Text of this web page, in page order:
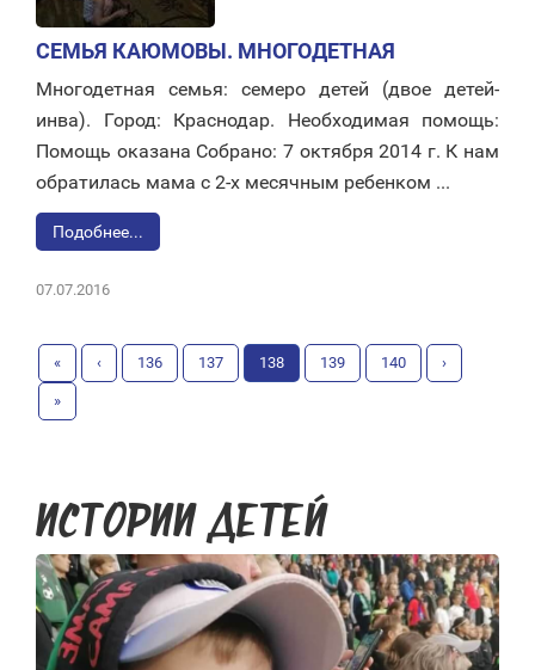
СЕМЬЯ КАЮМОВЫ. МНОГОДЕТНАЯ
Многодетная семья: семеро детей (двое детей-
инва). Город: Краснодар. Необходимая помощь:
Помощь оказана Собрано: 7 октября 2014 г. К нам
обратилась мама с 2-х месячным ребенком ...
Подобнее...
07.07.2016
« ‹ 136 137 138 139 140 ›
»
ИСТОРИИ ДЕТЕЙ